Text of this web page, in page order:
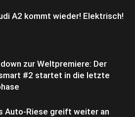
A2 kommt wieder! Elektrisch!
zur Weltpremiere: Der
#2 startet in die letzte
Auto-Riese greift weiter an